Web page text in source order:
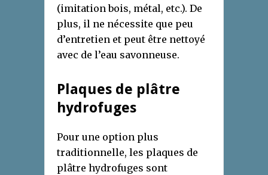
(imitation bois, métal, etc.). De
plus, il ne nécessite que peu
d’entretien et peut être nettoyé
avec de l’eau savonneuse.
Plaques de plâtre
hydrofuges
Pour une option plus
traditionnelle, les plaques de
plâtre hydrofuges sont